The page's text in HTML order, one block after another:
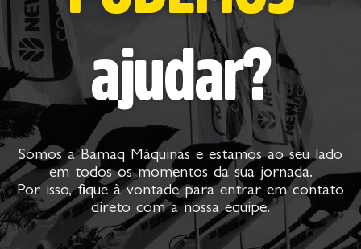
ajudar?
Somos a Bamaq Máquinas e estamos ao seu lado
em todos os momentos da sua jornada.
Por isso, fique à vontade para entrar em contato
direto com a nossa equipe.